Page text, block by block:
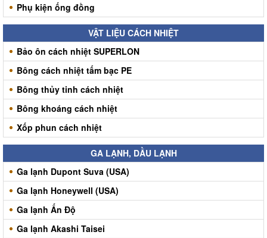
Phụ kiện ống đồng
VẬT LIỆU CÁCH NHIỆT
Bảo ôn cách nhiệt SUPERLON
Bông cách nhiệt tấm bạc PE
Bông thủy tinh cách nhiệt
Bông khoáng cách nhiệt
Xốp phun cách nhiệt
GA LẠNH, DẦU LẠNH
Ga lạnh Dupont Suva (USA)
Ga lạnh Honeywell (USA)
Ga lạnh Ấn Độ
Ga lạnh Akashi Taisei